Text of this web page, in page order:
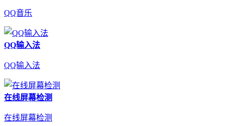
QQ音乐
QQ输入法
QQ输入法
在线屏幕检测
在线屏幕检测